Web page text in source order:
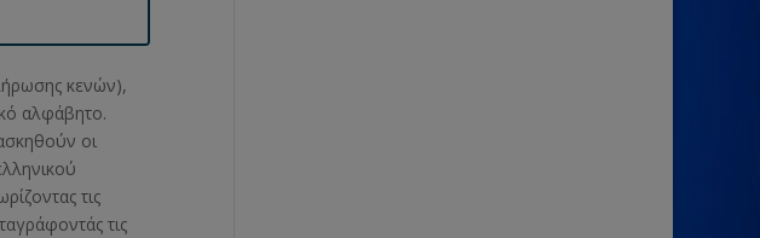
κενών),
αλφάβητο.
οι
τις
τις